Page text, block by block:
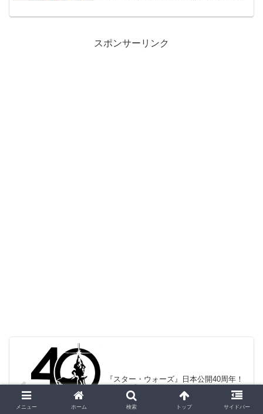
スポンサーリンク
『スター・ウォーズ』日本公開40周年！
2018年『スター・ウォーズ』イベントス
ケジュール
メニュー ホーム 検索 トップ サイドバー